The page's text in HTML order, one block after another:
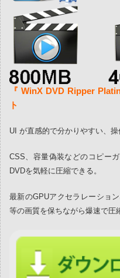
『 WinX DVD Ripper
ト
UI が直感的で分かりやすい、
CSS、容量偽装などのコピー
DVDを気軽に圧縮できる。
最新のGPUアクセラレーショ
等の画質を保ちながら爆速で圧